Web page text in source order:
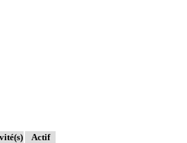
Actif